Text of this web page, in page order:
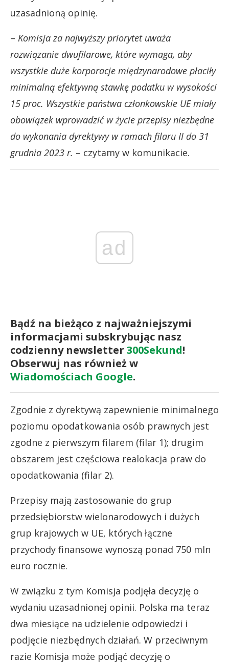
uzasadnioną opinię.
– Komisja za najwyższy priorytet uważa
rozwiązanie dwufilarowe, które wymaga, aby
wszystkie duże korporacje międzynarodowe płaciły
minimalną efektywną stawkę podatku w wysokości
15 proc. Wszystkie państwa członkowskie UE miały
obowiązek wprowadzić w życie przepisy niezbędne
do wykonania dyrektywy w ramach filaru II do 31
grudnia 2023 r. – czytamy w komunikacie.
ad
Bądź na bieżąco z najważniejszymi
informacjami subskrybując nasz
codzienny newsletter 300Sekund!
Obserwuj nas również w
Wiadomościach Google.
Zgodnie z dyrektywą zapewnienie minimalnego
poziomu opodatkowania osób prawnych jest
zgodne z pierwszym filarem (filar 1); drugim
obszarem jest częściowa realokacja praw do
opodatkowania (filar 2).
Przepisy mają zastosowanie do grup
przedsiębiorstw wielonarodowych i dużych
grup krajowych w UE, których łączne
przychody finansowe wynoszą ponad 750 mln
euro rocznie.
W związku z tym Komisja podjęła decyzję o
wydaniu uzasadnionej opinii. Polska ma teraz
dwa miesiące na udzielenie odpowiedzi i
podjęcie niezbędnych działań. W przeciwnym
razie Komisja może podjąć decyzję o